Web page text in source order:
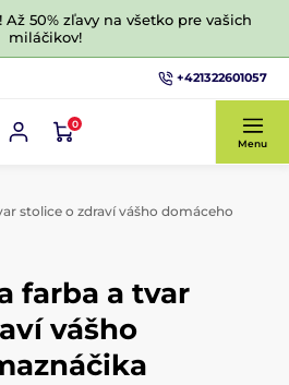
50% zľavy na všetko pre vašich
miláčikov!
+421322601057
0
Menu
stolice o zdraví vášho domáceho
farba a tvar
vášho